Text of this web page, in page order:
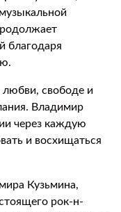
благодаря
любви, свободе и
Владимир
через каждую
и восхищаться
Кузьмина,
рок-н-